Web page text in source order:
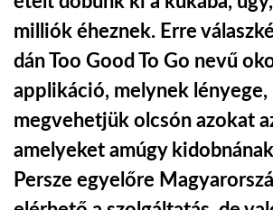
GLOBOZSARU
DOBRAVERO.HU
LATIMO.HU
GLOBOBOOK
milliók éheznek. Erre
dán Too Good To Go nevű
applikáció, melynek lényege,
megvehetjük olcsón azokat
amelyeket amúgy
Persze egyelőre